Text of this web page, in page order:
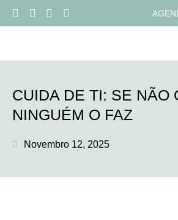
CUIDA DE TI: SE NÃO
NINGUÉM O FAZ
Novembro 12, 2025